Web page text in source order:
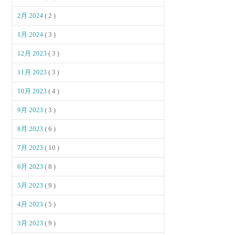
2月 2024( 2 )
1月 2024( 3 )
12月 2023( 3 )
11月 2023( 3 )
10月 2023( 4 )
9月 2023( 3 )
8月 2023( 6 )
7月 2023( 10 )
6月 2023( 8 )
5月 2023( 9 )
4月 2023( 5 )
3月 2023( 9 )